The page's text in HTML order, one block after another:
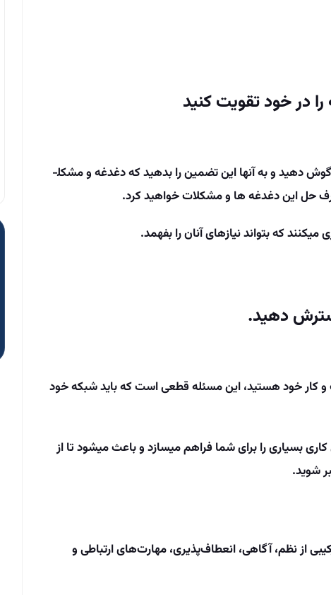
باید به­طور فعال و موثر به مشتریان خود گوش دهید و به آنها این تضمین را بدهید که دغدغه و مشکل­
حل این دغدغه­ ها و مشکلات خواهید کرد.
که بتواند نیازهای آنان را بفهمد.
و کار خود هستید، این مسئله قطعی است که باید شبکه خود
بسیاری را برای شما فراهم می­سازد و باعث می­شود تا از
شوید.
از نظم، آگاهی، انعطاف‌پذیری، مهارت‌های ارتباطی و